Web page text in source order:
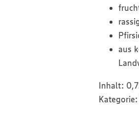
aus
Inhalt:
Kategorie: